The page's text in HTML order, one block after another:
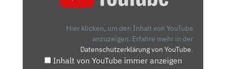
Hier klicken, um den Inhalt von YouTube
anzuzeigen. Erfahre mehr in der
Datenschutzerklärung von YouTube.
Inhalt von YouTube immer anzeigen